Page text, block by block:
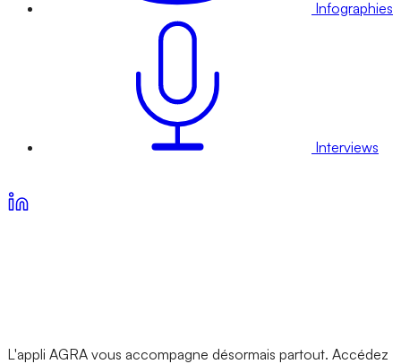
Infographies
Interviews
L'appli AGRA vous accompagne désormais partout. Accédez